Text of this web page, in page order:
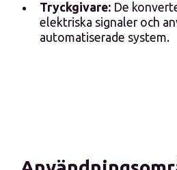
Tryckgivare: De
elektriska signaler och
automatiserade system.